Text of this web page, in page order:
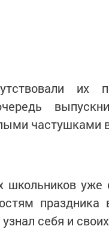
их
частушками
уже
себя и